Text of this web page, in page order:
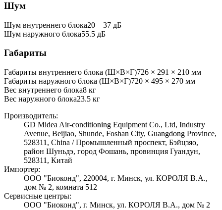
Шум
Шум внутреннего блока20 ‒ 37 дБ
Шум наружного блока55.5 дБ
Габариты
Габариты внутреннего блока (Ш×В×Г)726 × 291 × 210 мм
Габариты наружного блока (Ш×В×Г)720 × 495 × 270 мм
Вес внутреннего блока8 кг
Вес наружного блока23.5 кг
Производитель:
GD Midea Air-conditioning Equipment Co., Ltd, Industry
Avenue, Beijiao, Shunde, Foshan City, Guangdong Province,
528311, China / Промышленный проспект, Бэйцзяо,
район Шуньдэ, город Фошань, провинция Гуандун,
528311, Китай
Импортер:
ООО "Биоконд", 220004, г. Минск, ул. КОРОЛЯ В.А.,
дом № 2, комната 512
Сервисные центры:
ООО "Биоконд", г. Минск, ул. КОРОЛЯ В.А., дом № 2